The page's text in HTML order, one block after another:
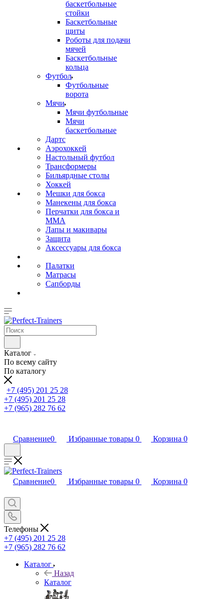
баскетбольные
стойки
Баскетбольные
щиты
Роботы для подачи
мячей
Баскетбольные
кольца
Футбол
Футбольные
ворота
Мячи
Мячи футбольные
Мячи
баскетбольные
Дартс
Аэрохоккей
Настольный футбол
Трансформеры
Бильярдные столы
Хоккей
Мешки для бокса
Манекены для бокса
Перчатки для бокса и
MMA
Лапы и макивары
Защита
Аксессуары для бокса
Палатки
Матрасы
Сапборды
Каталог
По всему сайту
По каталогу
+7 (495) 201 25 28
+7 (495) 201 25 28
+7 (965) 282 76 62
Сравнение0 Избранные товары 0 Корзина 0
Сравнение0 Избранные товары 0 Корзина 0
Телефоны
+7 (495) 201 25 28
+7 (965) 282 76 62
Каталог
Назад
Каталог